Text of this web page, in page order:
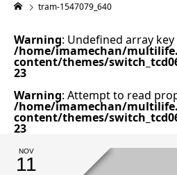
tram-1547079_640
Warning: Undefined array key
/home/imamechan/
content/themes/
23
Warning: Attempt to read
/home/imamechan/
content/themes/
23
NOV
11